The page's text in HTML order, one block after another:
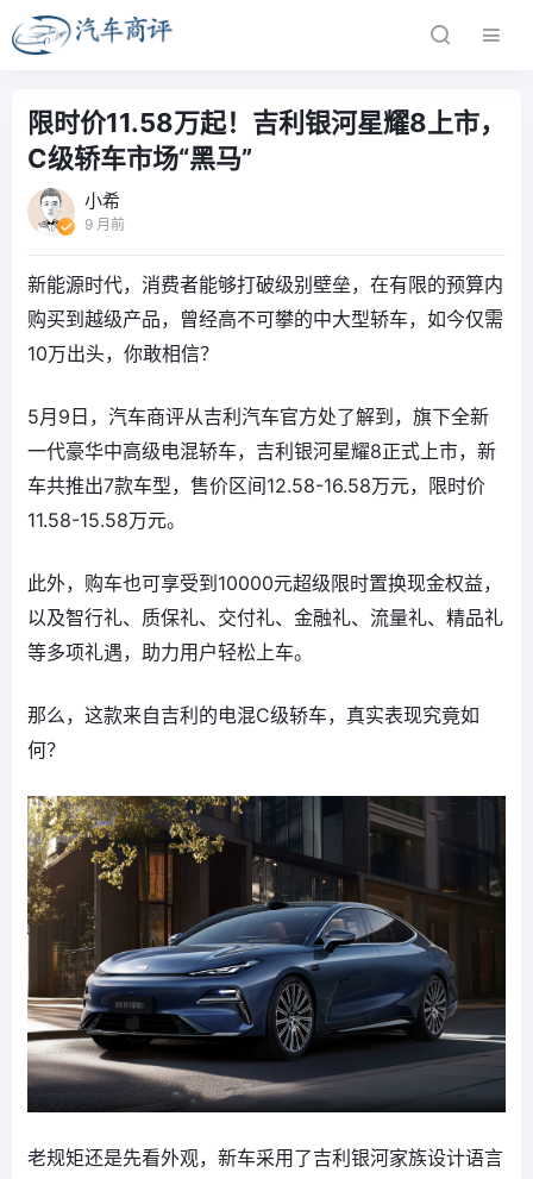
限时价11.58万起！吉利银河星耀8上市，
C级轿车市场“黑马”
小希
9 月前
新能源时代，消费者能够打破级别壁垒，在有限的预算内
购买到越级产品，曾经高不可攀的中大型轿车，如今仅需
10万出头，你敢相信？
5月9日，汽车商评从吉利汽车官方处了解到，旗下全新
一代豪华中高级电混轿车，吉利银河星耀8正式上市，新
车共推出7款车型，售价区间12.58-16.58万元，限时价
11.58-15.58万元。
此外，购车也可享受到10000元超级限时置换现金权益，
以及智行礼、质保礼、交付礼、金融礼、流量礼、精品礼
等多项礼遇，助力用户轻松上车。
那么，这款来自吉利的电混C级轿车，真实表现究竟如
何？
老规矩还是先看外观，新车采用了吉利银河家族设计语言